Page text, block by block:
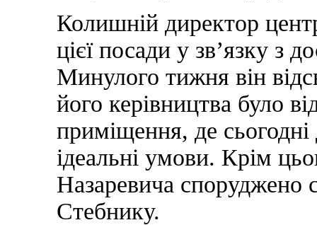
Колишній директор
цієї посади у зв’язку з
Минулого тижня він
його керівництва було
приміщення, де
ідеальні умови. Крім
Назаревича споруджено
Стебнику.